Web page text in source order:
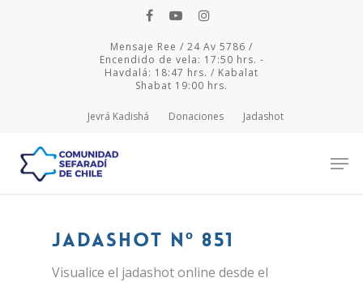
Mensaje Ree / 24 Av 5786 /
Encendido de vela: 17:50 hrs. -
Havdalá: 18:47 hrs. / Kabalat
Shabat 19:00 hrs.
Jevrá Kadishá Donaciones Jadashot
Hit enter to search or ESC to close
Jadashot Nº 851
Visualice el jadashot online desde el